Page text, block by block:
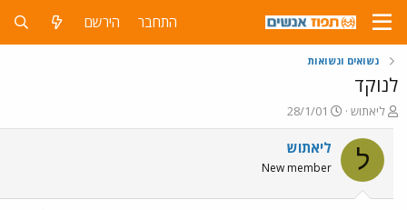
התחבר הירשם
נשואים ונשואות
לנוקד
פ
ו
ת
ח
ה
ליאתוש
פ
ו
ר
ם
28/1/01
ל ליאתוש
New member